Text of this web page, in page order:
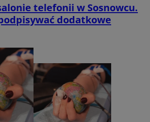
telefonii w Sosnowcu.
dodatkowe